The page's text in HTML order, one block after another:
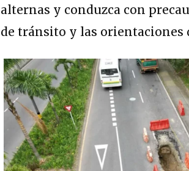
alternas y conduzca con
de tránsito y las orientaciones